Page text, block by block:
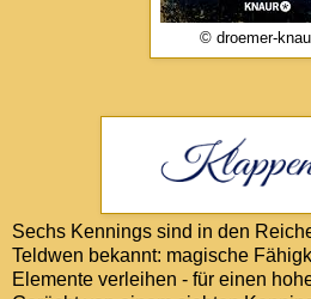
© droemer-
Sechs Kennings sind in den
Teldwen bekannt: magische
Elemente verleihen - für einen